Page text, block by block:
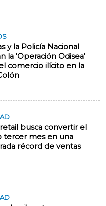
y la Policía Nacional
la 'Operación Odisea'
comercio ilícito en la
busca convertir el
tercer mes en una
récord de ventas